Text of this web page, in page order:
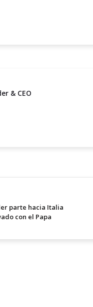
& CEO
parte hacia Italia
con el Papa